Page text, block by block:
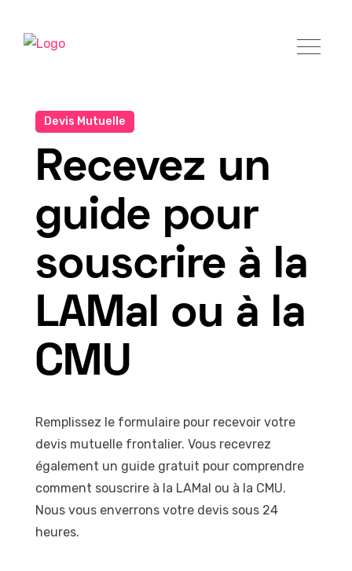
Devis Mutuelle
Recevez un
guide pour
souscrire à la
LAMal ou à la
CMU
Remplissez le formulaire pour recevoir votre
devis mutuelle frontalier. Vous recevrez
également un guide gratuit pour comprendre
comment souscrire à la LAMal ou à la CMU.
Nous vous enverrons votre devis sous 24
heures.